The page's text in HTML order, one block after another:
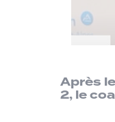
Après
2, le